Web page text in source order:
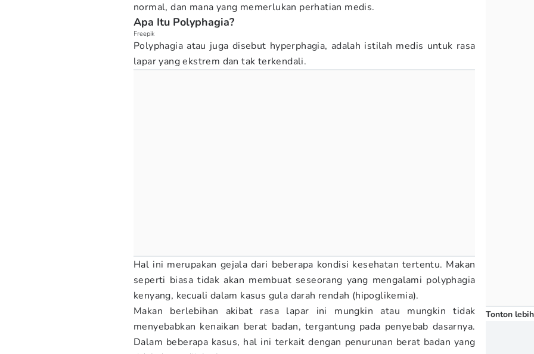
normal, dan mana yang memerlukan perhatian medis.
Apa Itu Polyphagia?
Freepik
Polyphagia atau juga disebut hyperphagia, adalah istilah medis untuk rasa
lapar yang ekstrem dan tak terkendali.
Hal ini merupakan gejala dari beberapa kondisi kesehatan tertentu. Makan
seperti biasa tidak akan membuat seseorang yang mengalami polyphagia
kenyang, kecuali dalam kasus gula darah rendah (hipoglikemia).
Makan berlebihan akibat rasa lapar ini mungkin atau mungkin tidak
menyebabkan kenaikan berat badan, tergantung pada penyebab dasarnya.
Dalam beberapa kasus, hal ini terkait dengan penurunan berat badan yang
Tonton